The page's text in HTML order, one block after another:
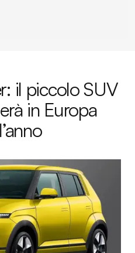
il piccolo SUV
in Europa